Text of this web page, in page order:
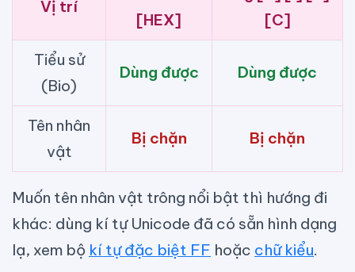
Vị trí
[HEX]
[C]
Tiểu sử
(Bio)
Dùng được Dùng được
Tên nhân
vật
Bị chặn Bị chặn
Muốn tên nhân vật trông nổi bật thì hướng đi
khác: dùng kí tự Unicode đã có sẵn hình dạng
lạ, xem bộ kí tự đặc biệt FF hoặc chữ kiểu.